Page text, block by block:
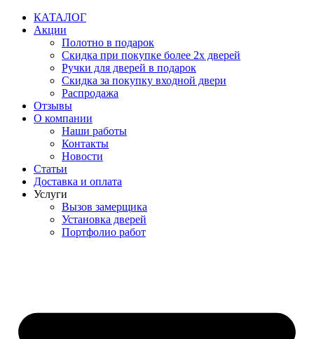
Перейти
содержимому
КАТАЛОГ
Акции
Полотно в подарок
Скидка при покупке более 2х дверей
Ручки для дверей в подарок
Скидка за покупку входной двери
Распродажа
Отзывы
О компании
Наши работы
Контакты
Новости
Статьи
Доставка и оплата
Услуги
Вызов замерщика
Установка дверей
Портфолио работ